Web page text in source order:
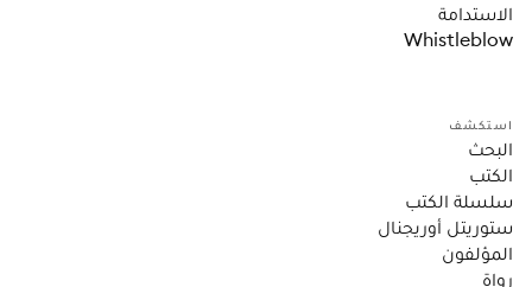
الاستدامة
Whistleblow
استكشف
البحث
الكتب
سلسلة الكتب
ستوريتل أوريجنال
المؤلفون
رواة